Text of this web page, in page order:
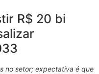
R$ 20 bi
no setor; expectativa é que